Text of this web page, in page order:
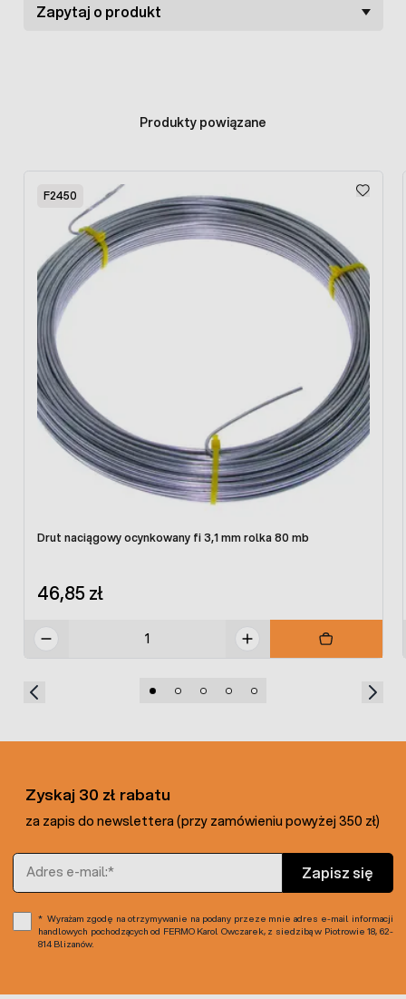
przeznaczenie: na słupki o średnicy 42 mm
Zapytaj o produkt
Produkty powiązane
F2450
Drut naciągowy ocynkowany fi 3,1 mm rolka 80 mb
46,85 zł
Zyskaj 30 zł rabatu
za zapis do newslettera (przy zamówieniu powyżej 350 zł)
Adres e-mail
Zapisz się
Wyrażam zgodę na otrzymywanie na podany przeze mnie adres e-mail informacji
handlowych pochodzących od FERMO Karol Owczarek, z siedzibą w Piotrowie 18, 62-
814 Blizanów.